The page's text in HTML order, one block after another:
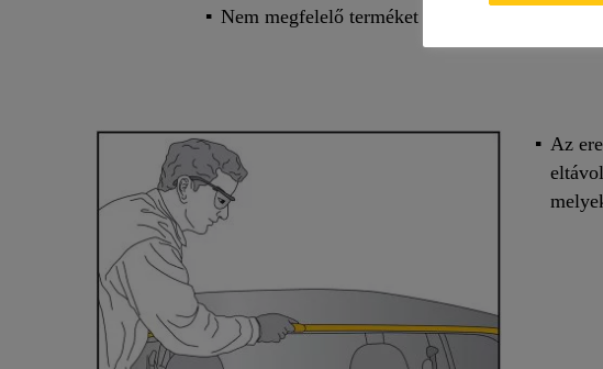
Nem megfelelő terméket alkalmaztak
Az